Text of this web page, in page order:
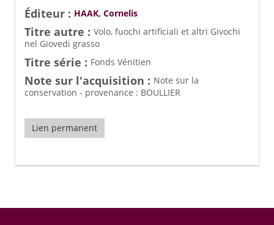
Éditeur : HAAK, Cornelis
Titre autre : Volo, fuochi artificiali et altri Givochi
nel Giovedi grasso
Titre série : Fonds Vénitien
Note sur l'acquisition : Note sur la
conservation - provenance : BOULLIER
Lien permanent